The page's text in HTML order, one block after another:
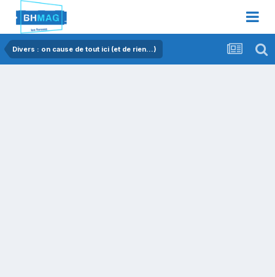
Divers : on cause de tout ici (et de rien...)